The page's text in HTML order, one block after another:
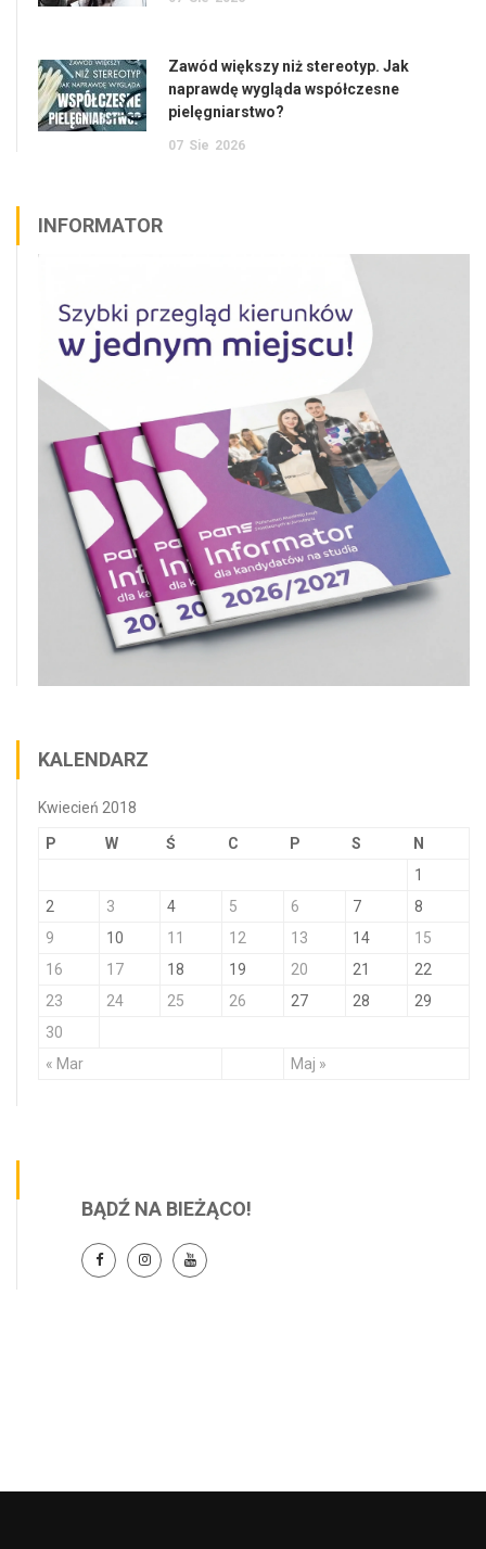
Zawód większy niż stereotyp. Jak
naprawdę wygląda współczesne
pielęgniarstwo?
07 Sie 2026
INFORMATOR
KALENDARZ
Kwiecień 2018
P W Ś C P S N
« Mar Maj »
1
2
3 4 5 6 7
8
9
10 11 12 13 14
15
16
17 18 19 20 21
22
23
24 25 26 27 28
29
30
BĄDŹ NA BIEŻĄCO!